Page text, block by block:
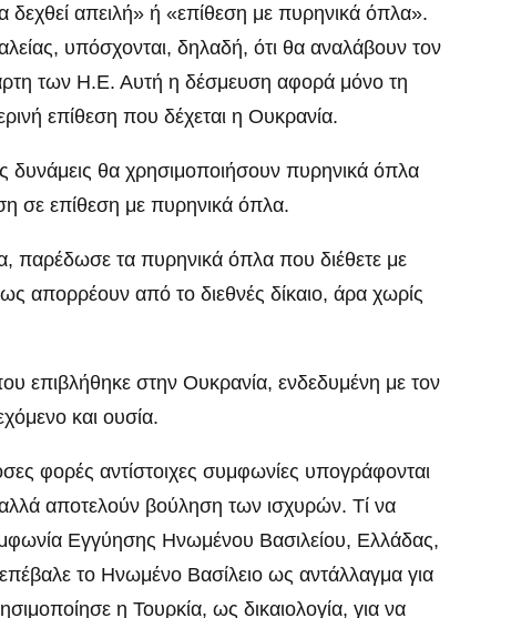
απειλή» ή «επίθεση με πυρηνικά όπλα».
υπόσχονται, δηλαδή, ότι θα αναλάβουν τον
των Η.Ε. Αυτή η δέσμευση αφορά μόνο τη
επίθεση που δέχεται η Ουκρανία.
δυνάμεις θα χρησιμοποιήσουν πυρηνικά όπλα
σε επίθεση με πυρηνικά όπλα.
παρέδωσε τα πυρηνικά όπλα που διέθετε με
απορρέουν από το διεθνές δίκαιο, άρα χωρίς
επιβλήθηκε στην Ουκρανία, ενδεδυμένη με τον
και ουσία.
φορές αντίστοιχες συμφωνίες υπογράφονται
αποτελούν βούληση των ισχυρών. Τί να
Εγγύησης Ηνωμένου Βασιλείου, Ελλάδας,
το Ηνωμένο Βασίλειο ως αντάλλαγμα για
η Τουρκία, ως δικαιολογία, για να